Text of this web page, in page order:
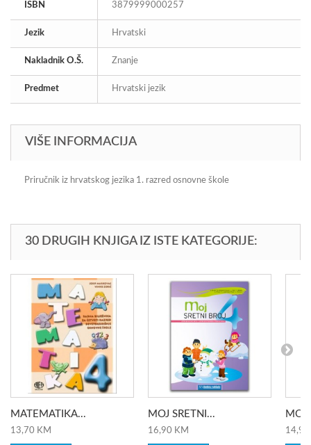
ISBN 3879999000257
Jezik Hrvatski
Nakladnik O.Š. Znanje
Predmet Hrvatski jezik
VIŠE INFORMACIJA
Priručnik iz hrvatskog jezika 1. razred osnovne škole
30 DRUGIH KNJIGA IZ ISTE KATEGORIJE:
MATEMATIKA...
13,70 KM
MOJ SRETNI...
16,90 KM
MOJ